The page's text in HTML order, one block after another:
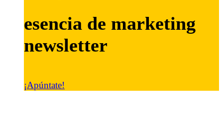
esencia de marketing
newsletter
¡Apúntate!